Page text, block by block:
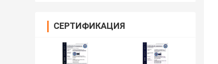
СЕРТИФИКАЦИЯ